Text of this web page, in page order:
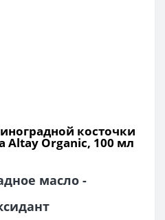
косточки
Altay Organic, 100 мл
масло -